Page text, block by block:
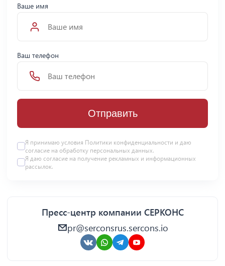
Ваше имя
Ваш телефон
Отправить
Я принимаю условия Политики конфиденциальности и даю
согласие на обработку персональных данных.
Я даю согласие на получение рекламных и информационных
рассылок.
Пресс-центр компании СЕРКОНС
pr@serconsrus.sercons.io